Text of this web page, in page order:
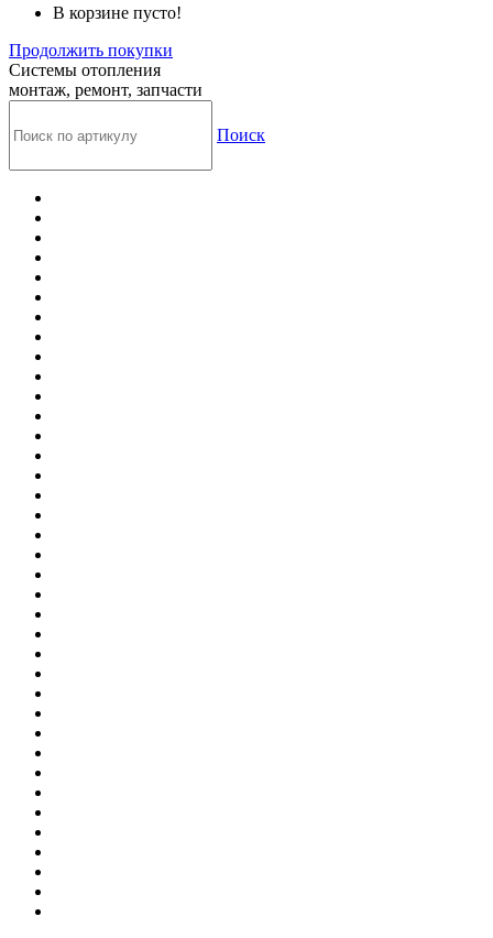
В корзине пусто!
Продолжить покупки
Системы отопления
монтаж, ремонт, запчасти
Поиск